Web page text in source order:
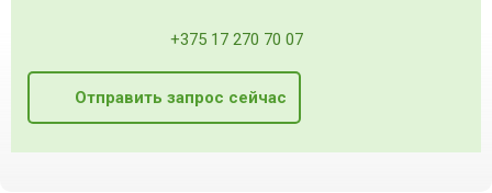
+375 17 270 70 07
Отправить запрос сейчас